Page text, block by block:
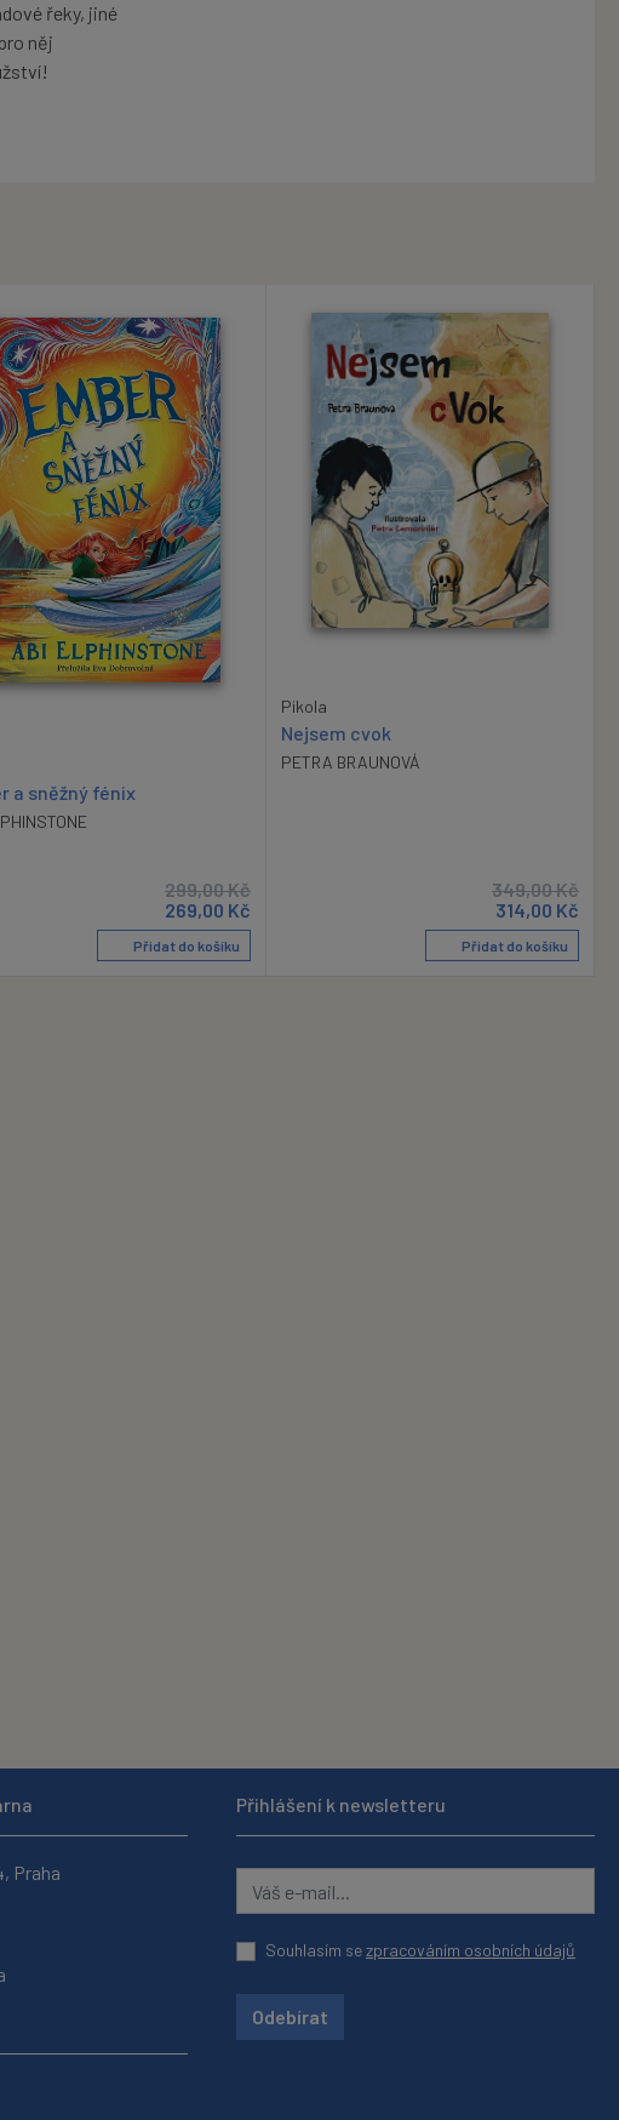
řeky, jiné
něj
a sněžný fénix
299,00Kč
269,00 Kč
Přidat do košíku
Pikola
Nejsem cvok
PETRA BRAUNOVÁ
349,00Kč
314,00 Kč
Přidat do košíku
Praha
Přihlášení k newsletteru
Souhlasím sezpracováním osobních údajů
Odebírat